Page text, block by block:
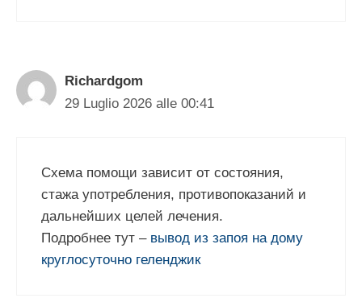
Richardgom
29 Luglio 2026 alle 00:41
Схема помощи зависит от состояния,
стажа употребления, противопоказаний и
дальнейших целей лечения.
Подробнее тут – вывод из запоя на дому
круглосуточно геленджик